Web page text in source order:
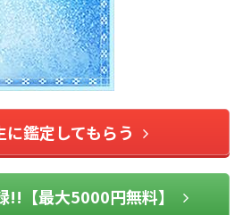
鑑定してもらう
!!【最大5000円無料】